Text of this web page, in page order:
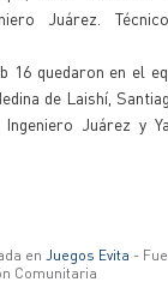
Juárez.
16 quedaron en el
de Laishí,
Juárez y
en Juegos Evita -
Comunitaria